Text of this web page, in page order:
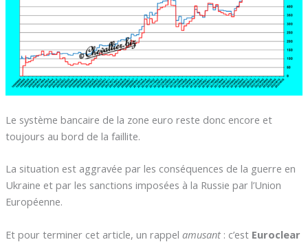
Le système bancaire de la zone euro reste donc encore et
toujours au bord de la faillite.
La situation est aggravée par les conséquences de la guerre en
Ukraine et par les sanctions imposées à la Russie par l’Union
Européenne.
Et pour terminer cet article, un rappel amusant: c’est Euroclear